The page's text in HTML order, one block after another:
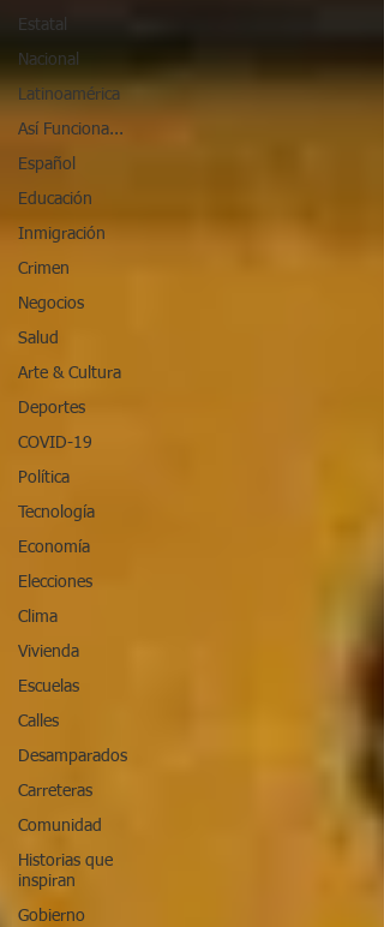
Estatal
Nacional
Latinoamérica
Así Funciona...
Español
Educación
Inmigración
Crimen
Negocios
Salud
Arte & Cultura
Deportes
COVID-19
Política
Tecnología
Economía
Elecciones
Clima
Vivienda
Escuelas
Calles
Desamparados
Carreteras
Comunidad
Historias que
inspiran
Gobierno